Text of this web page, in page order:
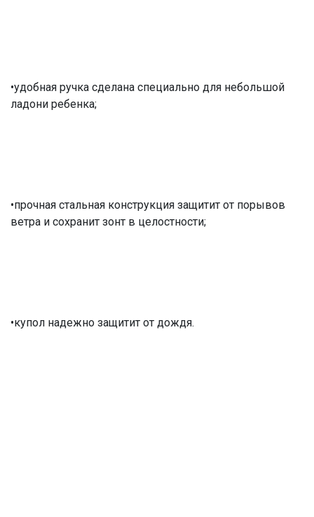
•удобная ручка сделана специально для небольшой
ладони ребенка;
•прочная стальная конструкция защитит от порывов
ветра и сохранит зонт в целостности;
•купол надежно защитит от дождя.